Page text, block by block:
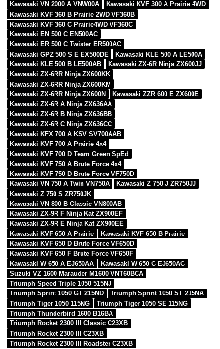
Kawasaki VN 2000 A VNW00A
Kawasaki KVF 300 A Prairie 4WD
Kawasaki KVF 360 B Prairie 2WD VF360B
Kawasaki KVF 360 C Prairie4WD VF360C
Kawasaki EN 500 C EN500AC
Kawasaki ER 500 C Twister ER500AC
Kawasaki GPZ 500 S E EX500DE
Kawasaki KLE 500 A LE500A
Kawasaki KLE 500 B LE500AB
Kawasaki ZX-6R Ninja ZX600JJ
Kawasaki ZX-6RR Ninja ZX600KK
Kawasaki ZX-6RR Ninja ZX600KM
Kawasaki ZX-6RR Ninja ZX600N
Kawasaki ZZR 600 E ZX600E
Kawasaki ZX-6R A Ninja ZX636AA
Kawasaki ZX-6R B Ninja ZX636BB
Kawasaki ZX-6R C Ninja ZX636CC
Kawasaki KFX 700 A KSV SV700AAB
Kawasaki KVF 700 A Prairie 4x4
Kawasaki KVF 700 D Team Green SpEd
Kawasaki KVF 750 A Brute Force 4x4
Kawasaki KVF 750 D Brute Force VF750D
Kawasaki VN 750 A Twin VN750A
Kawasaki Z 750 J ZR750JJ
Kawasaki Z 750 S ZR750JK
Kawasaki VN 800 B Classic VN800AB
Kawasaki ZX-9R F Ninja Kat ZX900EF
Kawasaki ZX-9R E Ninja Kat ZX900EE
Kawasaki KVF 650 A Prairie
Kawasaki KVF 650 B Prairie
Kawasaki KVF 650 D Brute Force VF650D
Kawasaki KVF 650 F Brute Force VF650F
Kawasaki W 650 A EJ650AA
Kawasaki W 650 C EJ650AC
Suzuki VZ 1600 Marauder M1600 VNT60BCA
Triumph Speed Triple 1050 515NJ
Triumph Sprint 1050 GT 215ND
Triumph Sprint 1050 ST 215NA
Triumph Tiger 1050 115NG
Triumph Tiger 1050 SE 115NG
Triumph Thunderbird 1600 B16BA
Triumph Rocket 2300 III Classic C23XB
Triumph Rocket 2300 III C23XB
Triumph Rocket 2300 III Roadster C23XB